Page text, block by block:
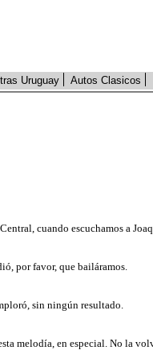
Uruguay Autos Clasicos
cuando escuchamos a
por favor, que bailáramos.
sin ningún resultado.
melodía, en especial. No la